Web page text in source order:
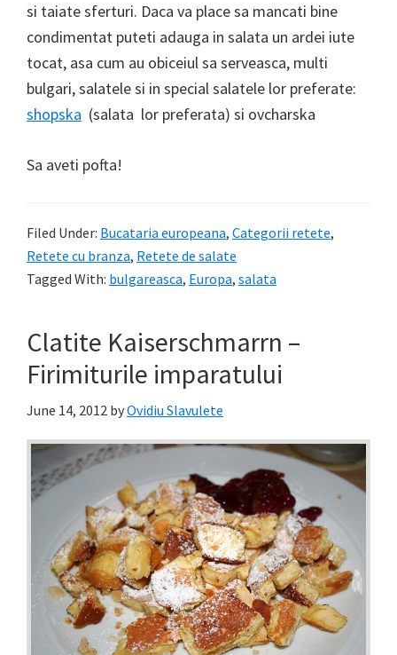
si taiate sferturi. Daca va place sa mancati bine
condimentat puteti adauga in salata un ardei iute
tocat, asa cum au obiceiul sa serveasca, multi
bulgari, salatele si in special salatele lor preferate:
shopska (salata lor preferata) si ovcharska
Sa aveti pofta!
Filed Under: Bucataria europeana, Categorii retete,
Retete cu branza, Retete de salate
Tagged With: bulgareasca, Europa, salata
Clatite Kaiserschmarrn –
Firimiturile imparatului
June 14, 2012 byOvidiu Slavulete